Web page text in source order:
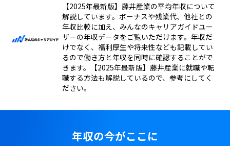
【2025年最新版】藤井産業の平均年収について
解説しています。ボーナスや残業代、他社との
年収比較に加え、みんなのキャリアガイドユー
ザーの年収データをご覧いただけます。年収だ
けでなく、福利厚生や将来性なども記載してい
るので働き方と年収を同時に確認することがで
きます。【2025年最新版】藤井産業に就職や転
職する方法も解説しているので、参考にしてく
ださい。
年収の今がここに